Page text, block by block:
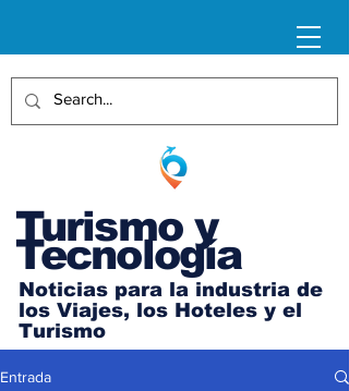
Turismo y
Tecnología
Noticias para la industria de
los Viajes, los Hoteles y el
Turismo
Entrada